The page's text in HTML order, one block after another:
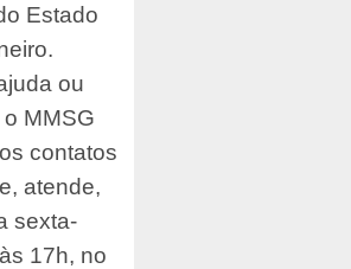
Estado
ou
MMSG
contatos
atende,
sexta-
17h, no